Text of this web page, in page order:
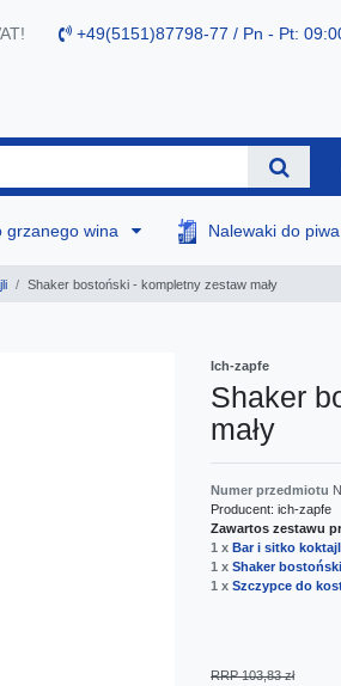
+49(5151)87798-77 / Pn - Pt:
grzanego wina Nalewaki do piwa
Shaker bostoński - kompletny zestaw mały
Ich-zapfe
Shaker
mały
Numer przedmiotu
Producent: ich-zapfe
Zawartos zestawu
1 x Bar i sitko
1 x Shaker
1 x Szczypce do
RRP 103,83 zł